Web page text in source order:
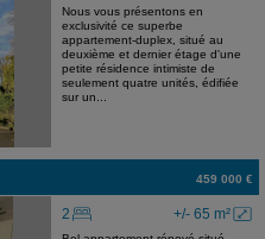
Nous vous présentons en
exclusivité ce superbe
appartement-duplex, situé au
deuxième et dernier étage d'une
petite résidence intimiste de
seulement quatre unités, édifiée
sur un...
459 000 €
+/- 65 m²
2